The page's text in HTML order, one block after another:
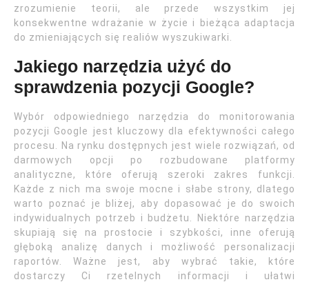
zrozumienie teorii, ale przede wszystkim jej
konsekwentne wdrażanie w życie i bieżąca adaptacja
do zmieniających się realiów wyszukiwarki.
Jakiego narzędzia użyć do
sprawdzenia pozycji Google?
Wybór odpowiedniego narzędzia do monitorowania
pozycji Google jest kluczowy dla efektywności całego
procesu. Na rynku dostępnych jest wiele rozwiązań, od
darmowych opcji po rozbudowane platformy
analityczne, które oferują szeroki zakres funkcji.
Każde z nich ma swoje mocne i słabe strony, dlatego
warto poznać je bliżej, aby dopasować je do swoich
indywidualnych potrzeb i budżetu. Niektóre narzędzia
skupiają się na prostocie i szybkości, inne oferują
głęboką analizę danych i możliwość personalizacji
raportów. Ważne jest, aby wybrać takie, które
dostarczy Ci rzetelnych informacji i ułatwi